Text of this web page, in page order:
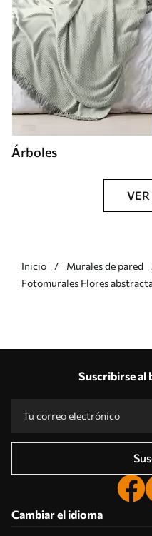
Árboles
Inicio Murales de pared
Fotomurales Flores
Suscribirse al
Cambiar el idioma